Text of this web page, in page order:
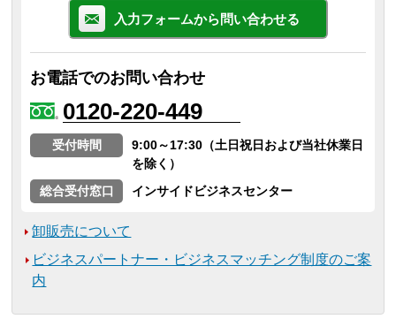
入力フォームから問い合わせる
お電話でのお問い合わせ
0120-220-449
受付時間
9:00～17:30（土日祝日および当社休業日
を除く）
総合受付窓口
インサイドビジネスセンター
卸販売について
ビジネスパートナー・ビジネスマッチング制度のご案
内